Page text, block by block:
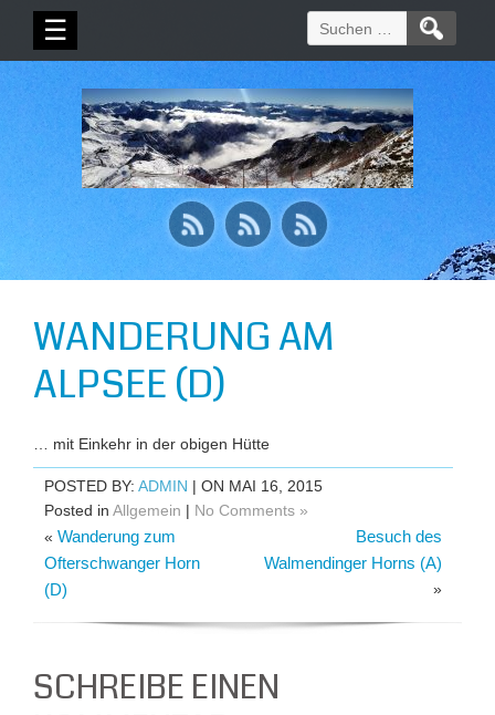
☰
Suchen
nach:
WANDERUNG AM
ALPSEE (D)
… mit Einkehr in der obigen Hütte
POSTED BY: ADMIN | ON MAI 16, 2015
Posted in Allgemein | No Comments »
« Wanderung zum
Ofterschwanger Horn
(D)
Besuch des
Walmendinger Horns (A)
»
SCHREIBE EINEN